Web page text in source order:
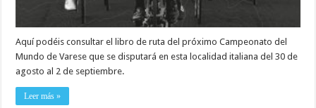
Aquí podéis consultar el libro de ruta del próximo Campeonato del
Mundo de Varese que se disputará en esta localidad italiana del 30 de
agosto al 2 de septiembre.
Leer más »